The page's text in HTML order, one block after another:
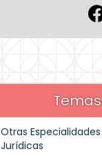
Temas
Otras Especialidades
Jurídicas